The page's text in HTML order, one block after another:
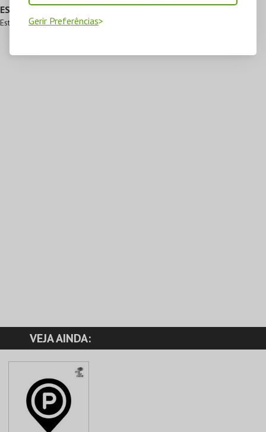
Gerir Preferências
ESTACIONAMENTO
Estacionamento subterrâneo a 50 metros
VEJA AINDA: